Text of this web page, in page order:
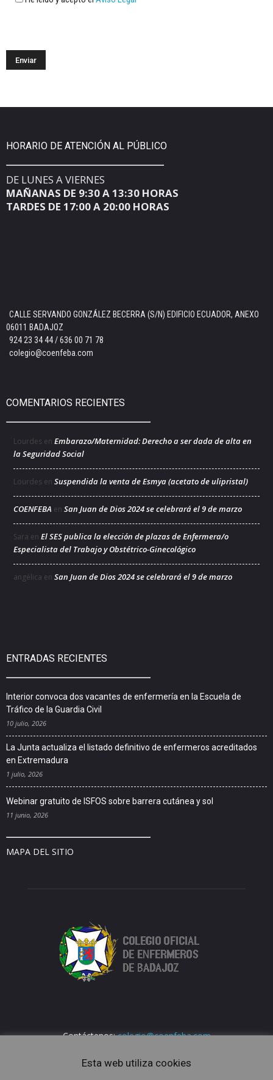
HORARIO DE ATENCIÓN AL PÚBLICO
DE LUNES A VIERNES
MAÑANAS DE 9:30 A 13:30 HORAS
TARDES DE 17:00 A 20:00 HORAS
CALLE SERVANDO GONZÁLEZ BECERRA (S/N) EDIFICIO ECUADOR, ANEXO
06011 BADAJOZ
924 23 34 44 / 636 00 71 78
colegio@coenfeba.com
COMENTARIOS RECIENTES
Lourdes en Embarazo/Maternidad: Derecho a ser dada de alta en
la Seguridad Social
Lourdes en Suspendida la venta de Esmya (acetato de ulipristal)
COENFEBA en San Juan de Dios 2024 se celebrará el 9 de marzo
Sara en El SES publica la elección de plazas de Enfermera/o
Especialista del Trabajo y Obstétrico-Ginecológico
angélica en San Juan de Dios 2024 se celebrará el 9 de marzo
ENTRADAS RECIENTES
Interior convoca dos vacantes de enfermería en la Escuela de
Tráfico de la Guardia Civil
10 julio, 2026
La Junta actualiza el listado definitivo de enfermeros acreditados
en Extremadura
1 julio, 2026
Webinar gratuito de ISFOS sobre barrera cutánea y sol
11 junio, 2026
MAPA DEL SITIO
Contáctenos:colegio@coenfeba.com
Esta web utiliza cookies